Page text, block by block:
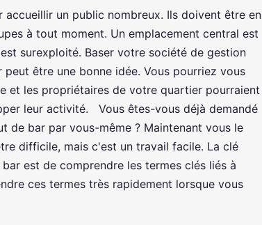
un public nombreux. Ils doivent être en
à tout moment. Un emplacement central est
surexploité. Baser votre société de gestion
être une bonne idée. Vous pourriez vous
et les propriétaires de votre quartier pourraient
leur activité. Vous êtes-vous déjà demandé
de bar par vous-même ? Maintenant vous le
difficile, mais c'est un travail facile. La clé
est de comprendre les termes clés liés à
ces termes très rapidement lorsque vous